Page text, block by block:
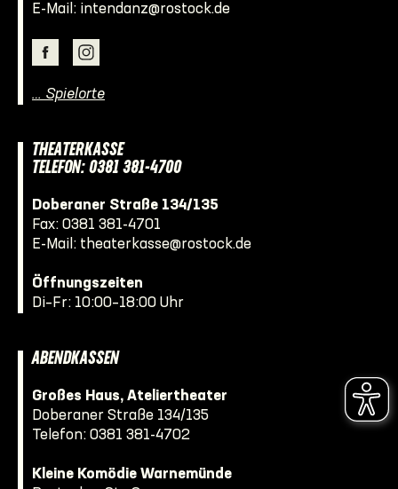
E-Mail: intendanz@rostock.de
… Spielorte
THEATERKASSE
TELEFON: 0381 381-4700
Doberaner Straße 134/135
Fax: 0381 381-4701
E-Mail: theaterkasse@rostock.de
Öffnungszeiten
Di–Fr: 10:00–18:00 Uhr
ABENDKASSEN
Großes Haus, Ateliertheater
Doberaner Straße 134/135
Telefon: 0381 381-4702
Kleine Komödie Warnemünde